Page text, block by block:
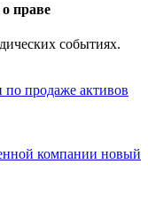
праве
событиях.
продаже активов
компании новый